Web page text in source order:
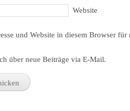
Website
und Website in diesem Browser
über neue Beiträge via E-Mail.